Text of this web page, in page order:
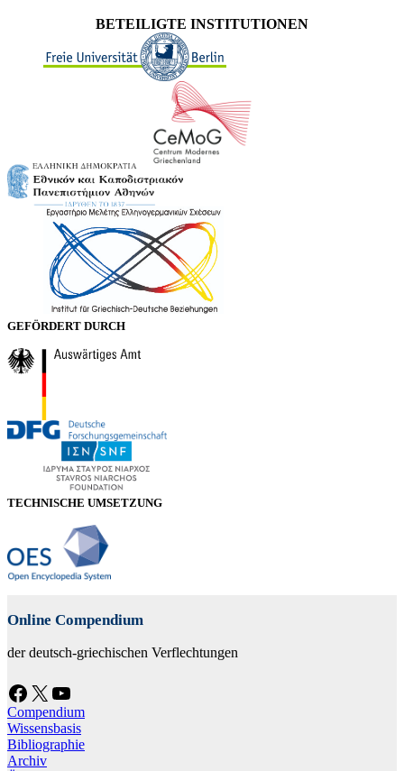
BETEILIGTE INSTITUTIONEN
GEFÖRDERT DURCH
TECHNISCHE UMSETZUNG
Online Compendium
der deutsch-griechischen Verflechtungen
Facebook X YouTube
Compendium
Wissensbasis
Bibliographie
Archiv